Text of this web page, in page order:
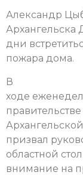
Александр
дни
пожара дома.
В
ходе
призвал
областной
внимание на